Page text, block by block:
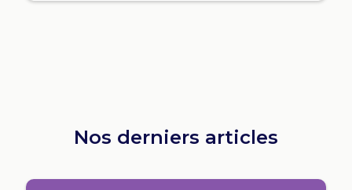
Nos derniers articles